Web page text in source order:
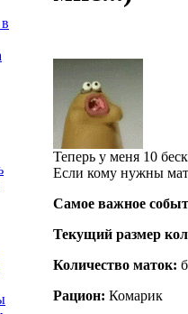
Теперь у меня 10
Если кому нужны
Самое важное
Текущий размер
Количество маток:
Рацион: Комарик